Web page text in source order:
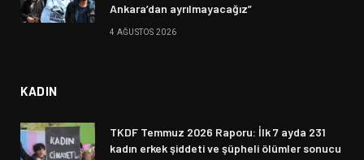
Ankara’dan ayrılmayacağız”
4 AĞUSTOS 2026
KADIN
TKDF Temmuz 2026 Raporu: İlk 7 ayda 231
kadın erkek şiddeti ve şüpheli ölümler sonucu